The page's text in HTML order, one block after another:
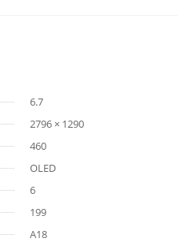
6.7
2796 × 1290
460
OLED
6
199
A18